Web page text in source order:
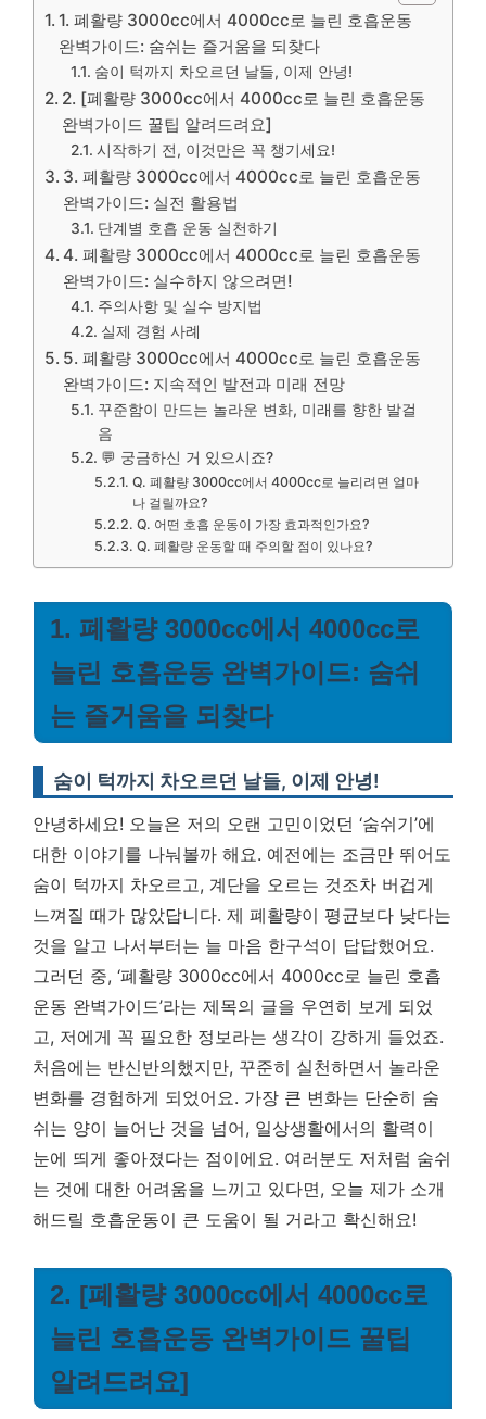
1. 폐활량 3000cc에서 4000cc로 늘린 호흡운동
완벽가이드: 숨쉬는 즐거움을 되찾다
숨이 턱까지 차오르던 날들, 이제 안녕!
2. [폐활량 3000cc에서 4000cc로 늘린 호흡운동
완벽가이드 꿀팁 알려드려요]
시작하기 전, 이것만은 꼭 챙기세요!
3. 폐활량 3000cc에서 4000cc로 늘린 호흡운동
완벽가이드: 실전 활용법
단계별 호흡 운동 실천하기
4. 폐활량 3000cc에서 4000cc로 늘린 호흡운동
완벽가이드: 실수하지 않으려면!
주의사항 및 실수 방지법
실제 경험 사례
5. 폐활량 3000cc에서 4000cc로 늘린 호흡운동
완벽가이드: 지속적인 발전과 미래 전망
꾸준함이 만드는 놀라운 변화, 미래를 향한 발걸
음
💬 궁금하신 거 있으시죠?
Q. 폐활량 3000cc에서 4000cc로 늘리려면 얼마
나 걸릴까요?
Q. 어떤 호흡 운동이 가장 효과적인가요?
Q. 폐활량 운동할 때 주의할 점이 있나요?
1. 폐활량 3000cc에서 4000cc로
늘린 호흡운동 완벽가이드: 숨쉬
는 즐거움을 되찾다
숨이 턱까지 차오르던 날들, 이제 안녕!
안녕하세요! 오늘은 저의 오랜 고민이었던 ‘숨쉬기’에
대한 이야기를 나눠볼까 해요. 예전에는 조금만 뛰어도
숨이 턱까지 차오르고, 계단을 오르는 것조차 버겁게
느껴질 때가 많았답니다. 제 폐활량이 평균보다 낮다는
것을 알고 나서부터는 늘 마음 한구석이 답답했어요.
그러던 중, ‘폐활량 3000cc에서 4000cc로 늘린 호흡
운동 완벽가이드’라는 제목의 글을 우연히 보게 되었
고, 저에게 꼭 필요한 정보라는 생각이 강하게 들었죠.
처음에는 반신반의했지만, 꾸준히 실천하면서 놀라운
변화를 경험하게 되었어요. 가장 큰 변화는 단순히 숨
쉬는 양이 늘어난 것을 넘어, 일상생활에서의 활력이
눈에 띄게 좋아졌다는 점이에요. 여러분도 저처럼 숨쉬
는 것에 대한 어려움을 느끼고 있다면, 오늘 제가 소개
해드릴 호흡운동이 큰 도움이 될 거라고 확신해요!
2. [폐활량 3000cc에서 4000cc로
늘린 호흡운동 완벽가이드 꿀팁
알려드려요]